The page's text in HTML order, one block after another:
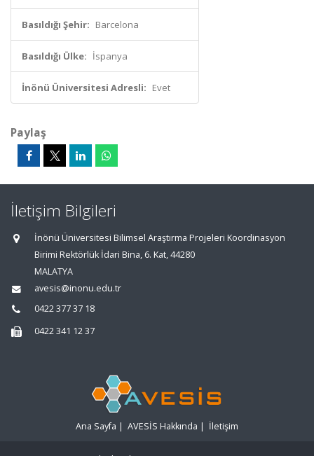
Basıldığı Şehir: Barcelona
Basıldığı Ülke: İspanya
İnönü Üniversitesi Adresli: Evet
Paylaş
İletişim Bilgileri
İnönü Üniversitesi Bilimsel Araştırma Projeleri Koordinasyon
Birimi Rektörlük İdari Bina, 6. Kat, 44280
MALATYA
avesis@inonu.edu.tr
0422 377 37 18
0422 341 12 37
Ana Sayfa | AVESİS Hakkında | İletişim